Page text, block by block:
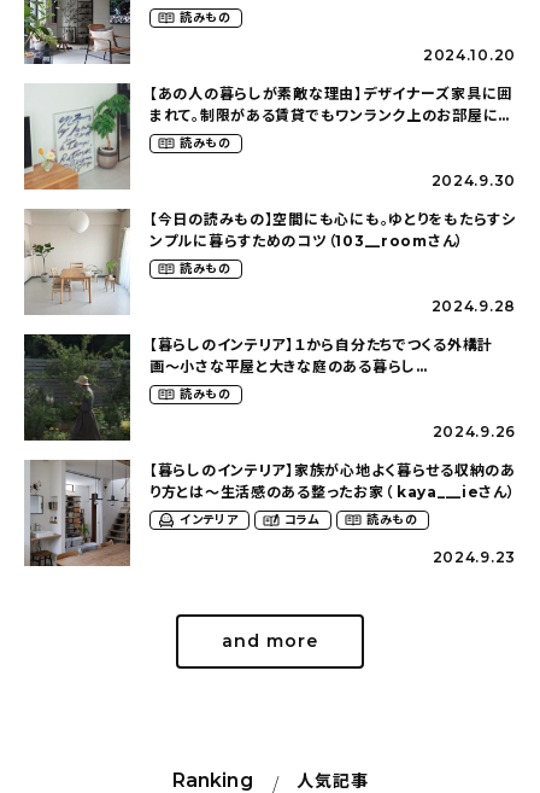
らす（ki_no_ieさん）
読みもの
2024.10.20
【あの人の暮らしが素敵な理由】デザイナーズ家具に囲
まれて。制限がある賃貸でもワンランク上のお部屋に〜
狭くても好きな暮らしのこと（_____chika708さん）
読みもの
2024.9.30
【今日の読みもの】空間にも心にも。ゆとりをもたらすシ
ンプルに暮らすためのコツ（103__roomさん）
読みもの
2024.9.28
【暮らしのインテリア】１から自分たちでつくる外構計
画〜小さな平屋と大きな庭のある暮らし
（tsumikiniwaさん）
読みもの
2024.9.26
【暮らしのインテリア】家族が心地よく暮らせる収納のあ
り方とは〜生活感のある整ったお家（ kaya___ieさん）
インテリア コラム 読みもの
2024.9.23
and more
Ranking 人気記事